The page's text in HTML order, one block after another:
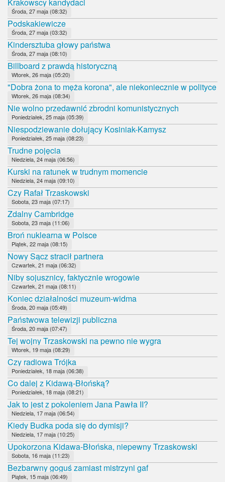
Środa, 27 maja (08:32)
Podskakiewicze
Środa, 27 maja (03:32)
Kindersztuba głowy państwa
Środa, 27 maja (08:10)
Billboard z prawdą historyczną
Wtorek, 26 maja (05:20)
"Dobra żona to męża korona", ale niekoniecznie w polityce
Wtorek, 26 maja (08:34)
Nie wolno przedawnić zbrodni komunistycznych
Poniedziałek, 25 maja (05:39)
Niespodziewanie dołujący Kosiniak-Kamysz
Poniedziałek, 25 maja (08:23)
Trudne pojęcia
Niedziela, 24 maja (06:56)
Kurski na ratunek w trudnym momencie
Niedziela, 24 maja (09:10)
Czy Rafał Trzaskowski
Sobota, 23 maja (07:17)
Zdalny Cambridge
Sobota, 23 maja (11:06)
Broń nuklearna w Polsce
Piątek, 22 maja (08:15)
Nowy Sącz stracił partnera
Czwartek, 21 maja (06:32)
Niby sojusznicy, faktycznie wrogowie
Czwartek, 21 maja (08:11)
Koniec działalności muzeum-widma
Środa, 20 maja (05:49)
Państwowa telewizji publiczna
Środa, 20 maja (07:47)
Tej wojny Trzaskowski na pewno nie wygra
Wtorek, 19 maja (08:29)
Czy radiowa Trójka
Poniedziałek, 18 maja (06:38)
Co dalej z Kidawą-Błońską?
Poniedziałek, 18 maja (08:21)
Jak to jest z pokoleniem Jana Pawła II?
Niedziela, 17 maja (06:54)
Kiedy Budka poda się do dymisji?
Niedziela, 17 maja (10:25)
Upokorzona Kidawa-Błońska, niepewny Trzaskowski
Sobota, 16 maja (11:23)
Bezbarwny goguś zamiast mistrzyni gaf
Piątek, 15 maja (06:49)